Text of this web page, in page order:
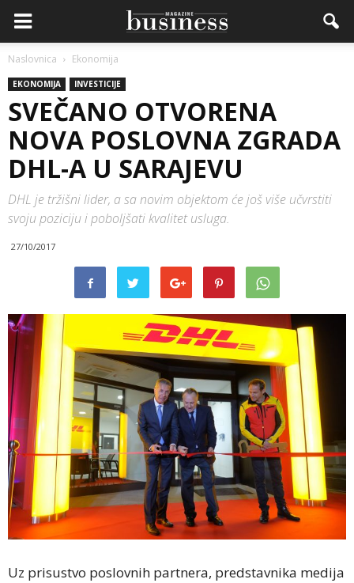
Naslovnica Ekonomija
EKONOMIJA INVESTICIJE
SVEČANO OTVORENA
NOVA POSLOVNA ZGRADA
DHL-A U SARAJEVU
DHL je tržišni lider, a sa novim objektom će još više učvrstiti
svoju poziciju i poboljšati kvalitet usluga.
27/10/2017
Uz prisustvo poslovnih partnera, predstavnika medija